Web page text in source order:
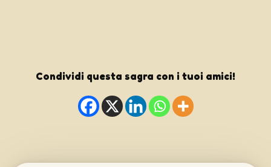
Condividi questa sagra con i tuoi amici!